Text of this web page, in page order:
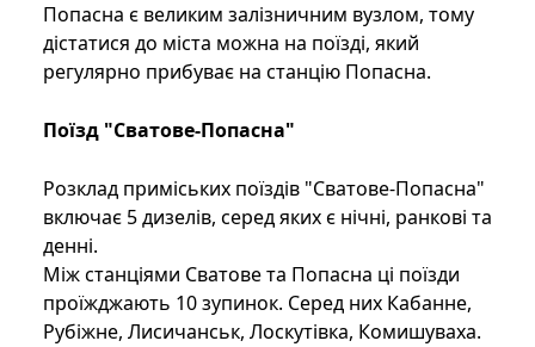
Попасна є великим залізничним вузлом, тому
дістатися до міста можна на поїзді, який
регулярно прибуває на станцію Попасна.
Поїзд "Сватове-Попасна"
Розклад приміських поїздів "Сватове-Попасна"
включає 5 дизелів, серед яких є нічні, ранкові та
денні.
Між станціями Сватове та Попасна ці поїзди
проїжджають 10 зупинок. Серед них Кабанне,
Рубіжне, Лисичанськ, Лоскутівка, Комишуваха.